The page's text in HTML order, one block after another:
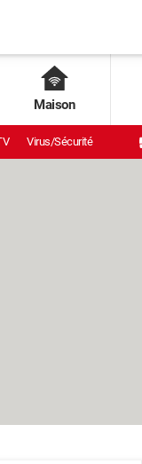
Maison
Virus/Sécurité